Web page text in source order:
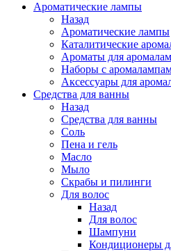
Ароматические лампы
Назад
Ароматические лампы
Каталитические
Ароматы для
Наборы с
Аксессуары для
Средства для ванны
Назад
Средства для ванны
Соль
Пена и гель
Масло
Мыло
Скрабы и пилинги
Для волос
Назад
Для волос
Шампуни
Кондиционеры